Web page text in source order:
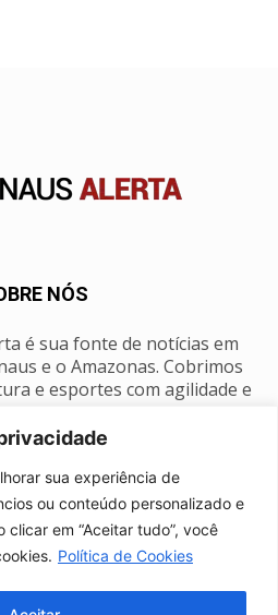
sua experiência de
ou conteúdo personalizado e
clicar em “Aceitar tudo”, você
Política de Cookies
NÓS
é sua fonte de notícias em
e o Amazonas. Cobrimos
e esportes com agilidade e
NOS